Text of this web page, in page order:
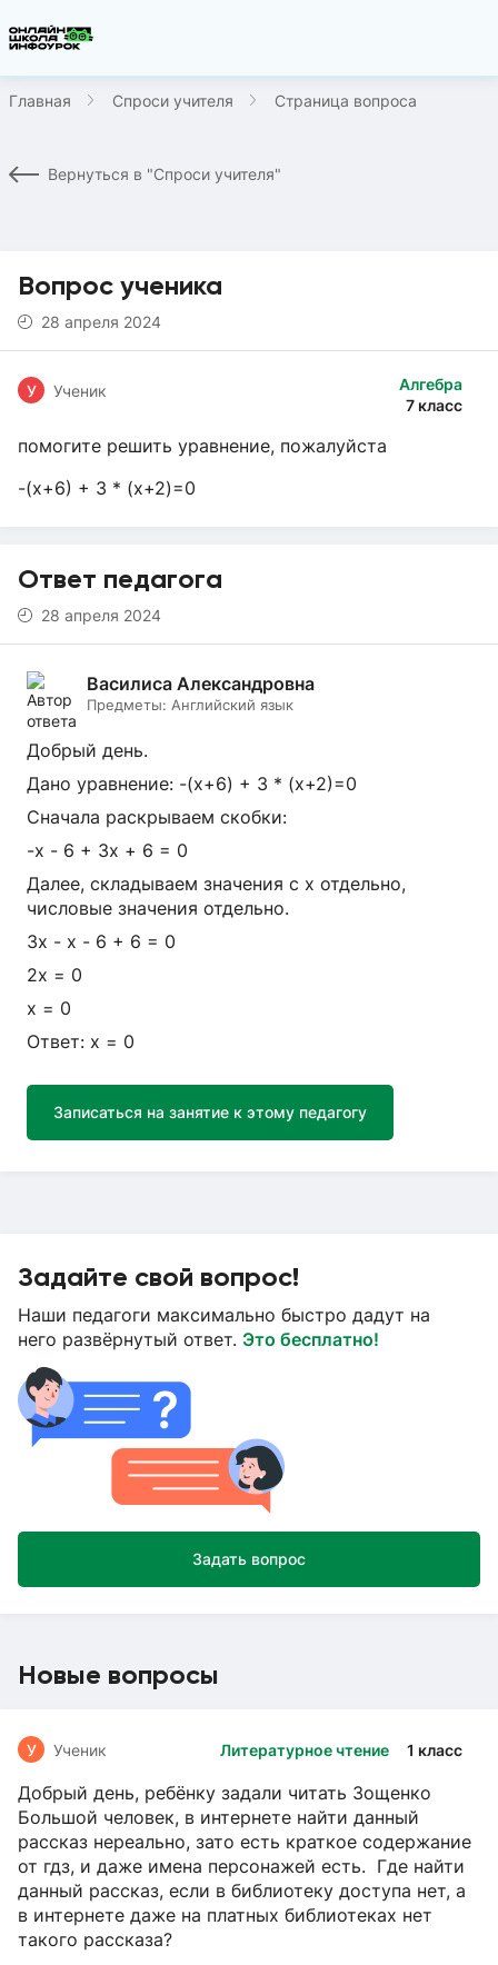
Главная Спроси учителя Страница вопроса
Вернуться в "Спроси учителя"
Вопрос ученика
28 апреля 2024
Алгебра
7 класс
У Ученик
помогите решить уравнение, пожалуйста
-(x+6) + 3 * (x+2)=0
Ответ педагога
28 апреля 2024
Василиса Александровна
Предметы: Английский язык
Добрый день.
Дано уравнение: -(x+6) + 3 * (x+2)=0
Сначала раскрываем скобки:
-x - 6 + 3x + 6 = 0
Далее, складываем значения с х отдельно,
числовые значения отдельно.
3х - x - 6 + 6 = 0
2x = 0
x = 0
Ответ: х = 0
Записаться на занятие к этому педагогу
Задайте свой вопрос!
Наши педагоги максимально быстро дадут на
него развёрнутый ответ. Это бесплатно!
Задать вопрос
Новые вопросы
Литературное чтение 1 класс
У Ученик
Добрый день, ребёнку задали читать Зощенко
Большой человек, в интернете найти данный
рассказ нереально, зато есть краткое содержание
от гдз, и даже имена персонажей есть. Где найти
данный рассказ, если в библиотеку доступа нет, а
в интернете даже на платных библиотеках нет
такого рассказа?